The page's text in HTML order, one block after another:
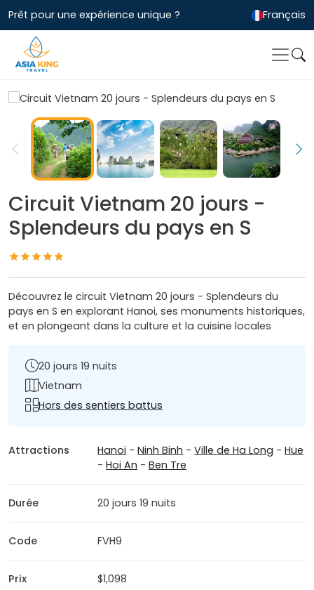
Prêt pour une expérience unique ? Français
Circuit Vietnam 20 jours -
Splendeurs du pays en S
Découvrez le circuit Vietnam 20 jours - Splendeurs du
pays en S en explorant Hanoi, ses monuments historiques,
et en plongeant dans la culture et la cuisine locales
20 jours 19 nuits
Vietnam
Hors des sentiers battus
Attractions Hanoi -Ninh Binh -Ville de Ha Long -Hue
-Hoi An -Ben Tre
Durée 20 jours 19 nuits
Code FVH9
Prix $1,098